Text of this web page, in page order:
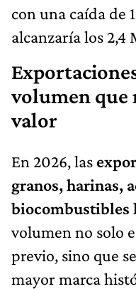
con una caída de
alcanzaría los 2,4
volumen que
valor
En 2026, las
granos, harinas,
biocombustibles
volumen no solo
previo, sino que
mayor marca